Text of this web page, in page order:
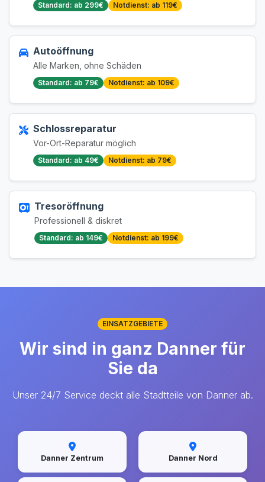
Standard: ab 299€ Notdienst: ab 119€
Autoöffnung
Alle Marken, ohne Schäden
Standard: ab 79€ Notdienst: ab 109€
Schlossreparatur
Vor-Ort-Reparatur möglich
Standard: ab 49€ Notdienst: ab 79€
Tresoröffnung
Professionell & diskret
Standard: ab 149€ Notdienst: ab 199€
EINSATZGEBIETE
Wir sind in ganz Danner für
Sie da
Unser 24/7 Service deckt alle Stadtteile von Danner ab.
Danner Zentrum Danner Nord